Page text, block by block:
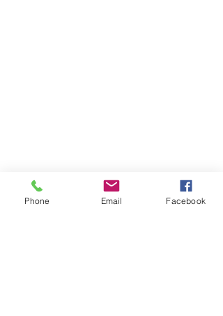
Phone Email Facebook